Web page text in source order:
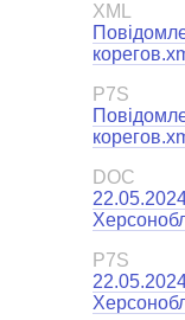
XML
P7S
DOC
P7S